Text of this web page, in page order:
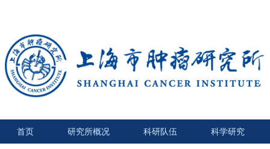
首页 研究所概况 科研队伍 科学研究